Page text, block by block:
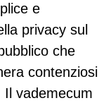
e
privacy sul
che
contenziosi
vademecum